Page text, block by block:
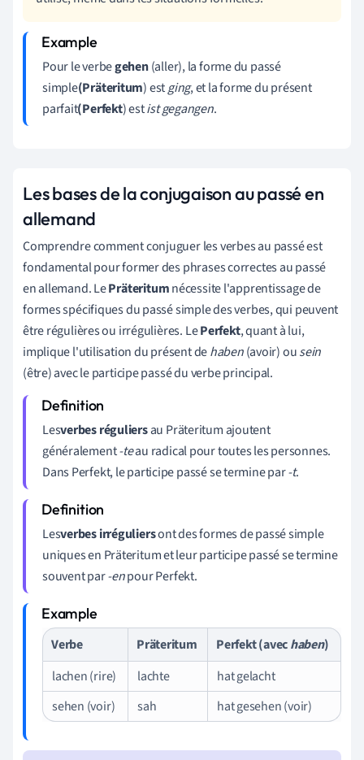
Pour le verbegehen(aller), la forme du passé
simple(Präteritum) estging, et la forme du présent
parfait(Perfekt) estist gegangen.
Les bases de la conjugaison au passé en
allemand
Comprendre comment conjuguer les verbes au passé est
fondamental pour former des phrases correctes au passé
en allemand. LePräteritumnécessite l'apprentissage de
formes spécifiques du passé simple des verbes, qui peuvent
être régulières ou irrégulières. LePerfekt, quant à lui,
implique l'utilisation du présent dehaben(avoir) ousein
(être) avec le participe passé du verbe principal.
Lesverbes réguliersau Präteritum ajoutent
généralement-teau radical pour toutes les personnes.
Dans Perfekt, le participe passé se termine par-t.
Lesverbes irréguliersont des formes de passé simple
uniques en Präteritum et leur participe passé se termine
souvent par-enpour Perfekt.
Verbe Präteritum Perfekt (avechaben)
lachen (rire)
lachte
hat gelacht
sehen (voir)
sah hat gesehen (voir)